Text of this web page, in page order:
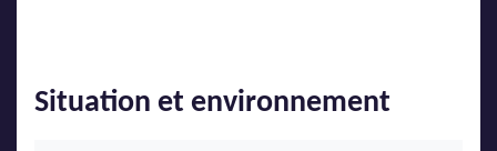
Situation et environnement